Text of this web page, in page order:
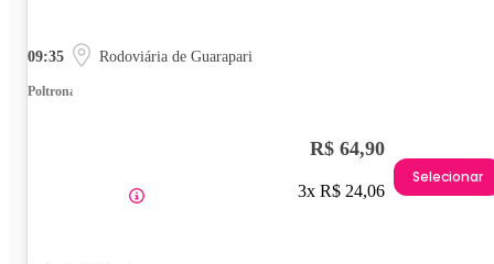
09:35 Rodoviária de Guarapari
Poltrona
R$ 64,90
3x R$ 24,06
Selecionar